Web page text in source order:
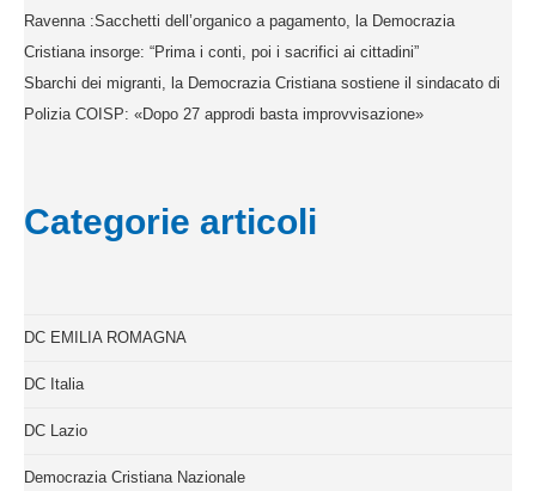
Ravenna :Sacchetti dell’organico a pagamento, la Democrazia
Cristiana insorge: “Prima i conti, poi i sacrifici ai cittadini”
Sbarchi dei migranti, la Democrazia Cristiana sostiene il sindacato di
Polizia COISP: «Dopo 27 approdi basta improvvisazione»
Categorie articoli
DC EMILIA ROMAGNA
DC Italia
DC Lazio
Democrazia Cristiana Nazionale